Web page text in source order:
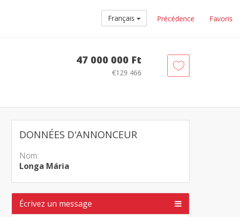
Français Précédence Favoris
47 000 000 Ft
€129 466
DONNÉES D'ANNONCEUR
Nom:
Longa Mária
Écrivez un message